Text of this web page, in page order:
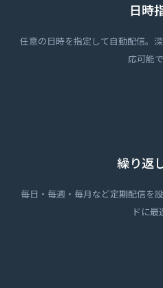
日時
任意の日時を指定して自動配信。
応可能で
繰り返
毎日・毎週・毎月など定期配信を
ドに最